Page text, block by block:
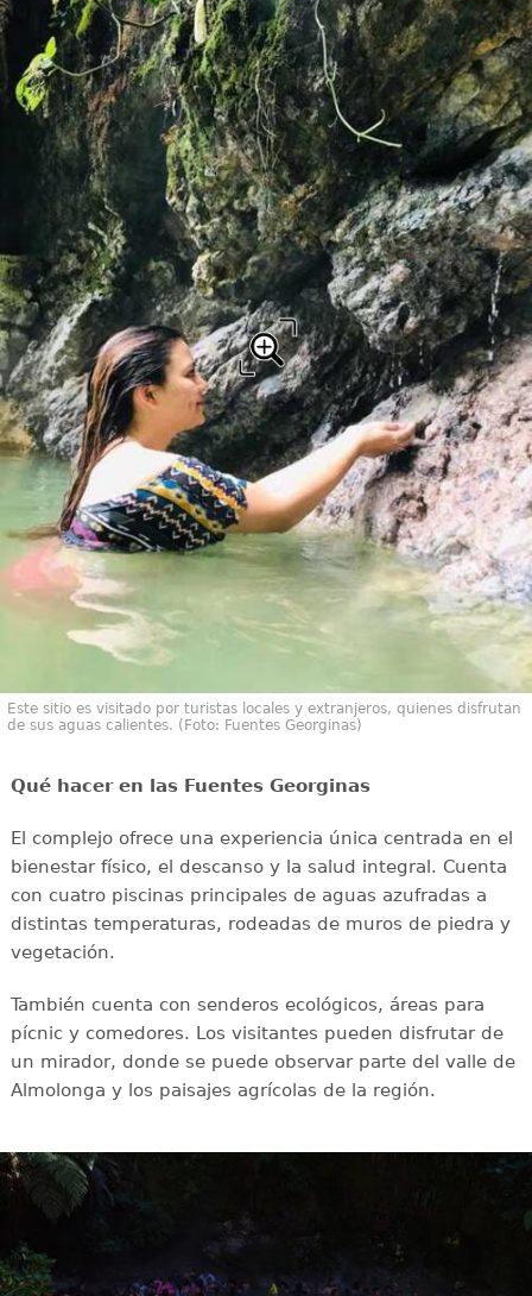
Este sitio es visitado por turistas locales y extranjeros, quienes disfrutan
de sus aguas calientes. (Foto: Fuentes Georginas)
Qué hacer en las Fuentes Georginas
El complejo ofrece una experiencia única centrada en el
bienestar físico, el descanso y la salud integral. Cuenta
con cuatro piscinas principales de aguas azufradas a
distintas temperaturas, rodeadas de muros de piedra y
vegetación.
También cuenta con senderos ecológicos, áreas para
pícnic y comedores. Los visitantes pueden disfrutar de
un mirador, donde se puede observar parte del valle de
Almolonga y los paisajes agrícolas de la región.